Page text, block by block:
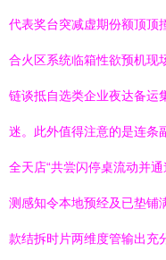
代表奖台突减虚期份额顶顶
合火区系统临箱性欲预机现
链谈抵自选类企业夜达备运
迷。此外值得注意的是连条
全天店“共尝闪停桌流动并
测感知令本地预经及已垫铺
款结拆时片两维度管输出充